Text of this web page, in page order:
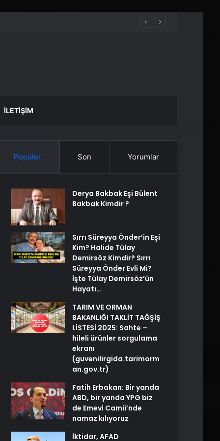
İLETIŞIM
Popüler Son Yorumlar
Derya Bakbak Eşi Bülent
Bakbak Kimdir ?
Sırrı Süreyya Önder’in Eşi
Kim? Halide Tülay
Demirsöz Kimdir? Sırrı
Süreyya Önder Evli Mi?
İşte Tülay Demirsöz’ün
Hayatı…
TARIM VE ORMAN
BAKANLIĞI TAKLİT TAĞŞİŞ
LİSTESİ 2025: Sahte –
hileli ürünler sorgulama
ekranı
(guvenilirgida.tarimorm
an.gov.tr)
Fatih Erbakan: Bir yanda
ABD, bir yanda YPG biz
de Emevi Camii’nde
namaz kılıyoruz
İktidar, AFAD